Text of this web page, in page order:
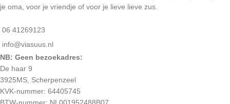
je oma, voor je vriendje of voor je lieve lieve zus.
06 41269123
info@viasuus.nl
NB: Geen bezoekadres:
De haar 9
3925MS, Scherpenzeel
KVK-nummer: 64405745
BTW-nummer: NL001952488B07